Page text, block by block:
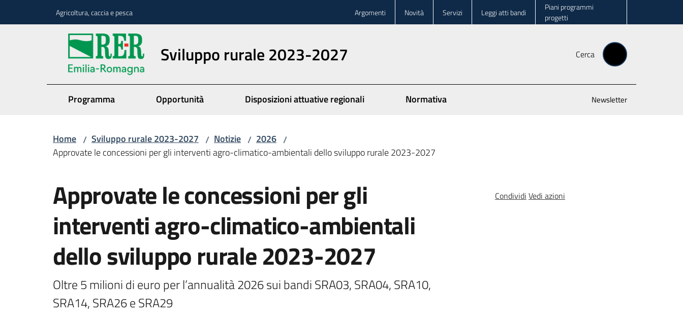
Agricoltura, caccia e pesca Argomenti Novità Servizi Leggi atti bandi
Piani programmi
progetti
Sviluppo rurale 2023-2027 Cerca
Programma Opportunità Disposizioni attuative regionali Normativa Newsletter
Home / Sviluppo rurale 2023-2027 / Notizie / 2026 /
Approvate le concessioni per gli interventi agro-climatico-ambientali dello sviluppo rurale 2023-2027
Approvate le concessioni per gli
interventi agro-climatico-ambientali
dello sviluppo rurale 2023-2027
Oltre 5 milioni di euro per l’annualità 2026 sui bandi SRA03, SRA04, SRA10,
SRA14, SRA26 e SRA29
Condividi Vedi azioni